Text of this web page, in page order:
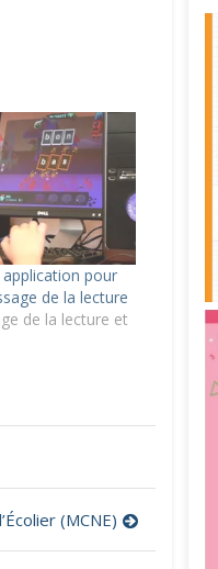
pour
de la lecture
de la lecture et
(MCNE)